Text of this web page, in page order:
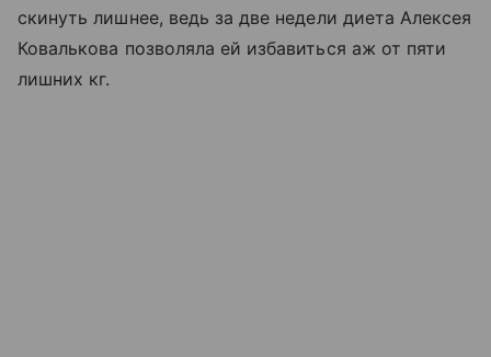
скинуть лишнее, ведь за две недели диета Алексея
Ковалькова позволяла ей избавиться аж от пяти
лишних кг.